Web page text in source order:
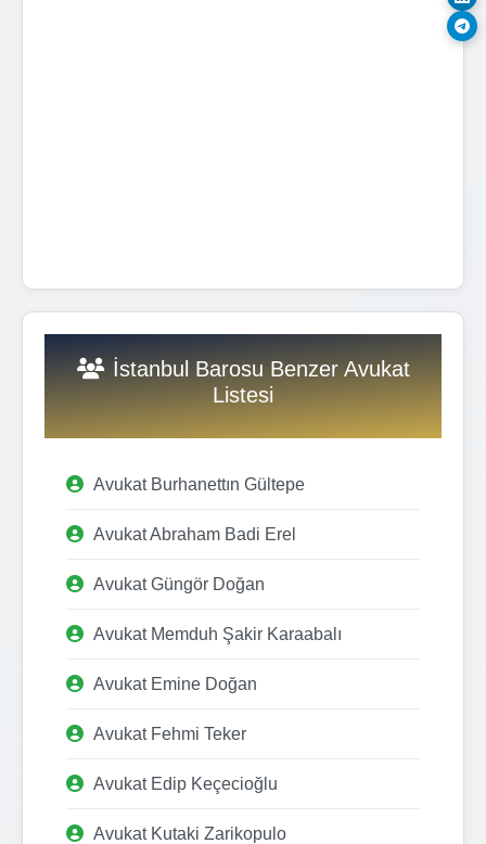
İstanbul Barosu Benzer Avukat
Listesi
Avukat Burhanettın Gültepe
Avukat Abraham Badi Erel
Avukat Güngör Doğan
Avukat Memduh Şakir Karaabalı
Avukat Emine Doğan
Avukat Fehmi Teker
Avukat Edip Keçecioğlu
Avukat Kutaki Zarikopulo